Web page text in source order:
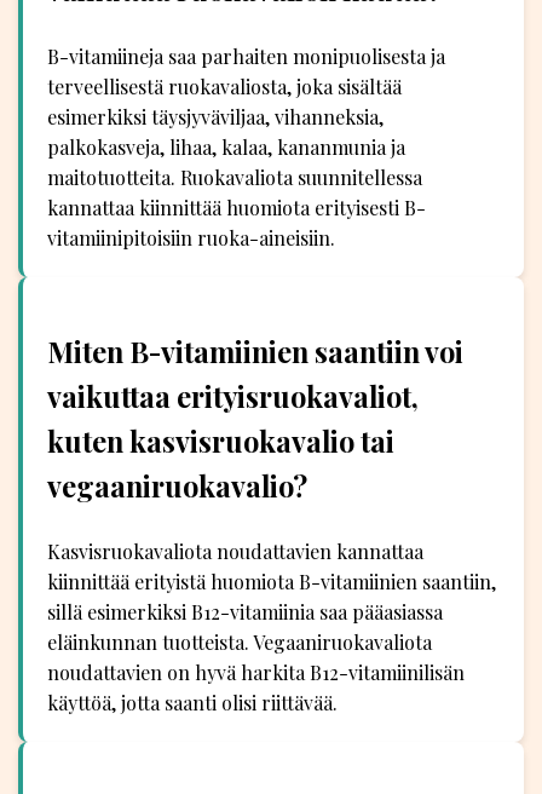
B-vitamiineja saa parhaiten monipuolisesta ja
terveellisestä ruokavaliosta, joka sisältää
esimerkiksi täysjyväviljaa, vihanneksia,
palkokasveja, lihaa, kalaa, kananmunia ja
maitotuotteita. Ruokavaliota suunnitellessa
kannattaa kiinnittää huomiota erityisesti B-
vitamiinipitoisiin ruoka-aineisiin.
Miten B-vitamiinien saantiin voi
vaikuttaa erityisruokavaliot,
kuten kasvisruokavalio tai
vegaaniruokavalio?
Kasvisruokavaliota noudattavien kannattaa
kiinnittää erityistä huomiota B-vitamiinien saantiin,
sillä esimerkiksi B12-vitamiinia saa pääasiassa
eläinkunnan tuotteista. Vegaaniruokavaliota
noudattavien on hyvä harkita B12-vitamiinilisän
käyttöä, jotta saanti olisi riittävää.